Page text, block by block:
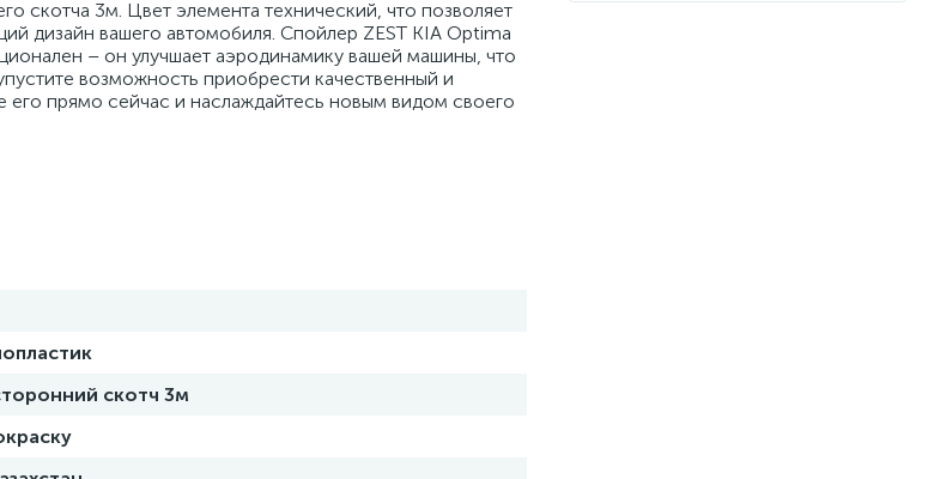
скотча 3м. Цвет элемента технический, что позволяет
дизайн вашего автомобиля. Спойлер ZEST KIA Optima
– он улучшает аэродинамику вашей машины, что
возможность приобрести качественный и
его прямо сейчас и наслаждайтесь новым видом своего
скотч 3м